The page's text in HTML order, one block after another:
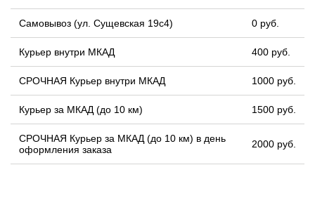
Самовывоз (ул. Сущевская 19с4) 0 руб.
Курьер внутри МКАД 400 руб.
СРОЧНАЯ Курьер внутри МКАД 1000 руб.
Курьер за МКАД (до 10 км) 1500 руб.
СРОЧНАЯ Курьер за МКАД (до 10 км) в день
оформления заказа
2000 руб.